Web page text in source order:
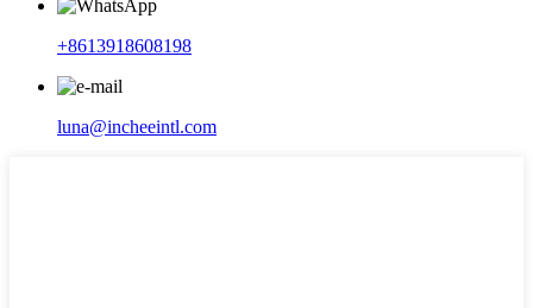
+8613918608198
luna@incheeintl.com